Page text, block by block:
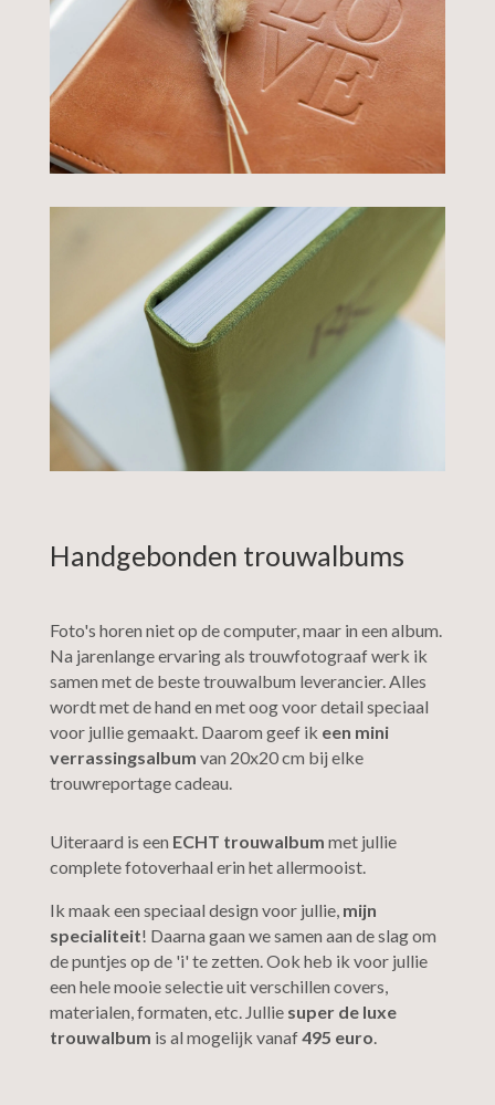
Handgebonden trouwalbums
Foto's horen niet op de computer, maar in een album.
Na jarenlange ervaring als trouwfotograaf werk ik
samen met de beste trouwalbum leverancier. Alles
wordt met de hand en met oog voor detail speciaal
voor jullie gemaakt. Daarom geef ik een mini
verrassingsalbum van 20x20 cm bij elke
trouwreportage cadeau.
Uiteraard is een ECHT trouwalbum met jullie
complete fotoverhaal erin het allermooist.
Ik maak een speciaal design voor jullie, mijn
specialiteit! Daarna gaan we samen aan de slag om
de puntjes op de 'i' te zetten. Ook heb ik voor jullie
een hele mooie selectie uit verschillen covers,
materialen, formaten, etc. Jullie super de luxe
trouwalbum is al mogelijk vanaf495 euro.